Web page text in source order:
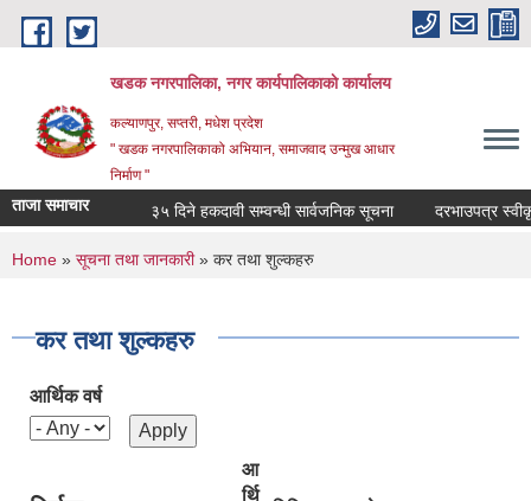
Skip to main content
खडक नगरपालिका, नगर कार्यपालिकाकाे कार्यालय
कल्याणपुर, सप्तरी, मधेश प्रदेश
" खडक नगरपालिकाको अभियान, समाजवाद उन्मुख आधार
निर्माण "
ताजा समाचार ३५ दिने हकदावी सम्वन्धी सार्वजनिक सूचना दरभाउपत्र स्वीकृत
You are here
Home » सूचना तथा जानकारी» कर तथा शुल्कहरु
कर तथा शुल्कहरु
आर्थिक वर्ष
आ
र्थि